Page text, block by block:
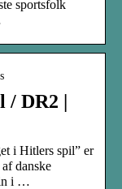
sportsfolk
/ DR2 |
i Hitlers spil” er
danske
i …